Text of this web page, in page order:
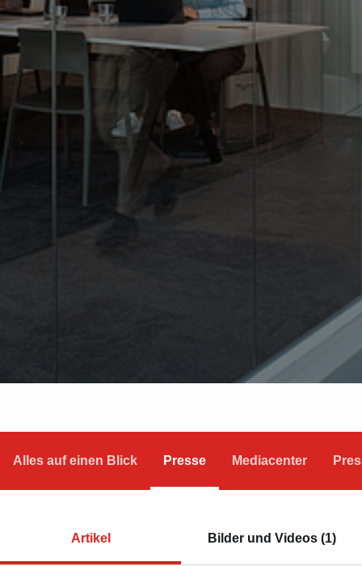
Alles auf einen Blick Presse Mediacenter
Artikel Bilder und Videos (1)